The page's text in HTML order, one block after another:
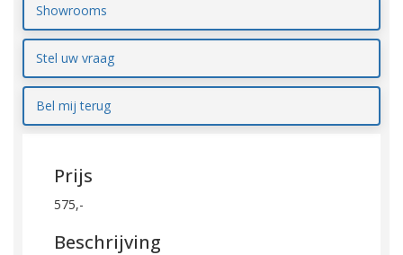
Showrooms
Stel uw vraag
Bel mij terug
Prijs
575,-
Beschrijving